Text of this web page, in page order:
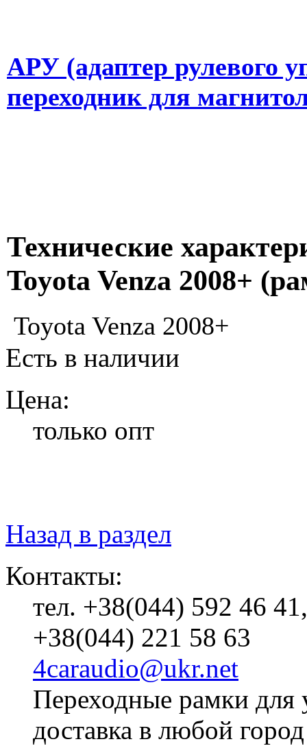
АРУ (адаптер рулевого
переходник для
Технические
Toyota Venza 2008+
Toyota Venza 2008+
Есть в наличии
Цена:
только опт
Назад в раздел
Контакты:
тел. +38(044) 592 46 41,
+38(044) 221 58 63
4caraudio@ukr.net
Переходные рамки для
доставка в любой город